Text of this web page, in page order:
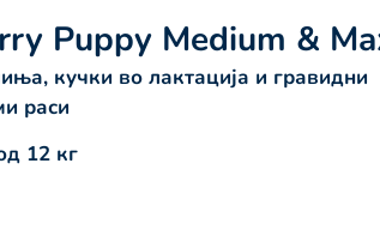
Puppy Medium &
кучки во лактација и гравидни
раси
12 кг